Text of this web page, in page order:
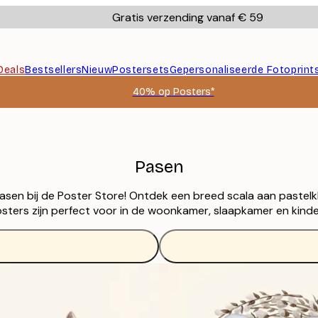
Gratis verzending vanaf € 59
BestsellersNieuwPostersetsGepersonaliseerde
40% op Posters*
Pasen
bij de Poster Store! Ontdek een breed scala aan
zijn perfect voor in de woonkamer, slaapkamer en